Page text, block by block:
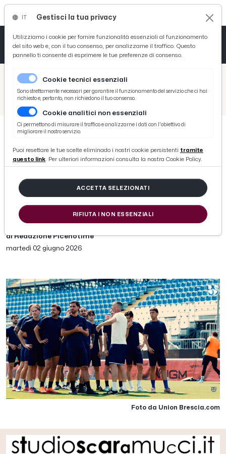
/ Picenotime
/ Ascoli Time
Union Brescia, 28 i convocati di Corini per la finale d'andata con l'Ascoli. Out De Francesco e Di Molfetta
Union Brescia, 28 i convocati di
Corini per la finale d'andata con
l'Ascoli. Out De Francesco e Di
Molfetta
di Redazione Picenotime
martedì 02 giugno 2026
Foto da Union Brescia.com
Gestisci la tua privacy
Utilizziamo i cookie per fornire funzionalità essenziali al funzionamento
del sito web e, con il tuo consenso, per analizzarne il traffico. Questo
pannello ti consente di esprimere le tue preferenze di consenso.
Cookie tecnici essenziali
Sono strettamente necessari per garantire il funzionamento del servizio che ci hai
richiesto e, pertanto, non richiedono il tuo consenso.
Cookie analitici non essenziali
Ci permettono di misurare il traffico e analizzarne i dati con l'obiettivo di
migliorare il nostro servizio.
Puoi resettare le tue scelte eliminado i nostri cookie persistenti tramite
questo link. Per ulteriori informazioni consulta la nostra Cookie Policy.
ACCETTA SELEZIONATI
RIFIUTA I NON ESSENZIALI
Tutto News
Tutto Sport
Basket
Ciclismo
Tutto Curiosità